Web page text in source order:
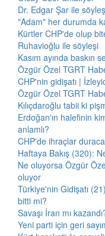
Dr. Edgar Şar ile
"Adam" her durumda
Kürtler CHP'de olup
Ruhavioğlu ile söyleşi
Kasım ayında baskın
Özgür Özel TGRT
CHP'nin gidişatı |
Özgür Özel TGRT
Kılıçdaroğlu tabii ki
Erdoğan'ın halefinin
anlamlı?
CHP'de ihraçlar
Haftaya Bakış (320):
Ne oluyorsa Özgür
oluyor
Türkiye'nin Gidişatı
bitti mi?
Savaşı İran mı
Yeni parti için geri